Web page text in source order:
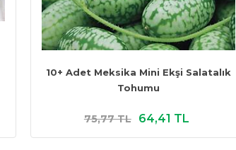
10+ Adet Meksika Mini Ekşi Salatalık
Tohumu
75,77 TL 64,41 TL